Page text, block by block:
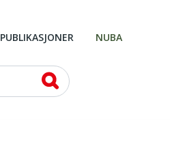
PUBLIKASJONER NUBA